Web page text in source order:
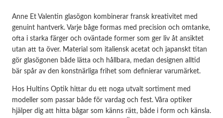
Anne Et Valentin glasögon kombinerar fransk kreativitet med
genuint hantverk. Varje båge formas med precision och omtanke,
ofta i starka färger och oväntade former som ger liv åt ansiktet
utan att ta över. Material som italiensk acetat och japanskt titan
gör glasögonen både lätta och hållbara, medan designen alltid
bär spår av den konstnärliga frihet som definierar varumärket.
Hos Hultins Optik hittar du ett noga utvalt sortiment med
modeller som passar både för vardag och fest. Våra optiker
hjälper dig att hitta bågar som känns rätt, både i form och känsla.